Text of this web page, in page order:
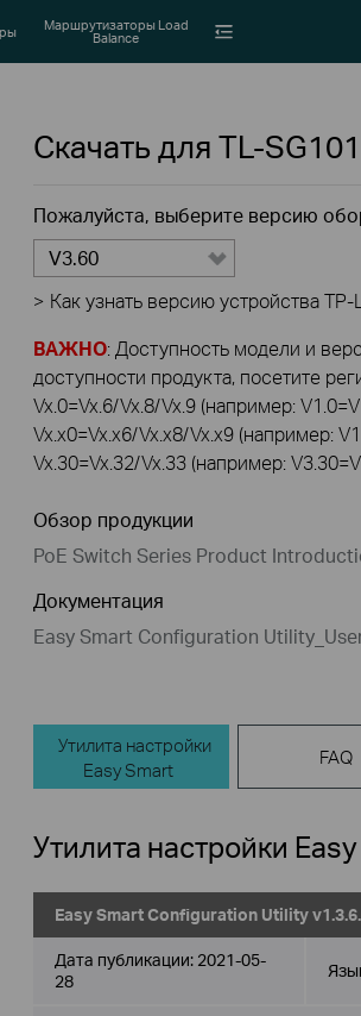
Маршрутизаторы Load
Balance
Скачать для TL-
Пожалуйста, выберите версию
V3.60
> Как узнать версию устройства TP-
ВАЖНО: Доступность модели и
доступности продукта, посетите
Vx.0=Vx.6/Vx.8/Vx.9 (например:
Vx.x0=Vx.x6/Vx.x8/Vx.x9 (например:
Vx.30=Vx.32/Vx.33 (например:
Обзор продукции
PoE Switch Series Product
Документация
Easy Smart Configuration
Утилита настройки
Easy Smart
FAQ
Утилита настройки
Easy Smart Configuration Utility
Дата публикации: 2021-05-
28